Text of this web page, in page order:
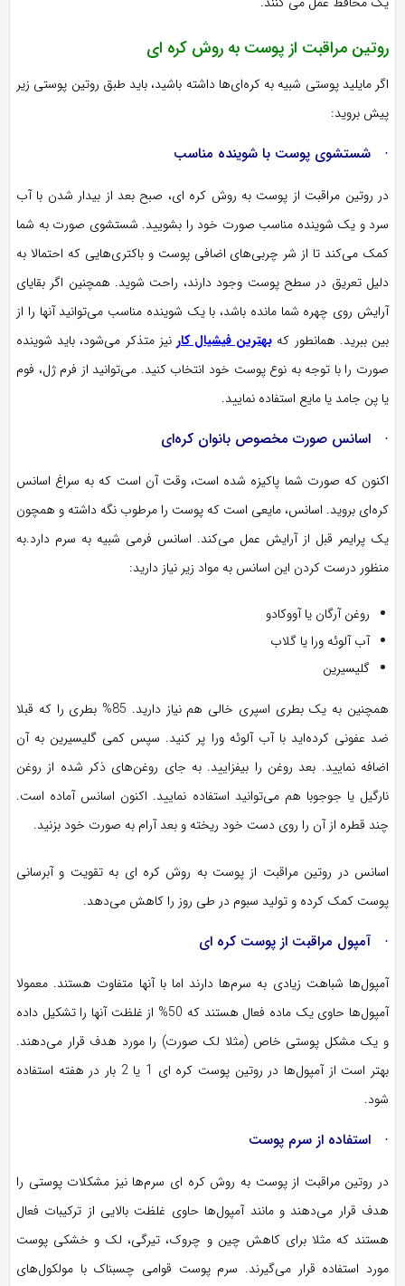
روتین مراقبت از پوست به روش کره ای
اگر مایلید پوستی شبیه به کره‌ای‌ها داشته باشید، باید طبق روتین پوستی زیر
پیش بروید:
· شستشوی پوست با شوینده مناسب
در روتین مراقبت از پوست به روش کره ای، صبح بعد از بیدار شدن با آب
سرد و یک شوینده مناسب صورت خود را بشویید. شستشوی صورت به شما
کمک می‌کند تا از شر چربی‌های اضافی پوست و باکتری‌هایی که احتمالا به
دلیل تعریق در سطح پوست وجود دارند، راحت شوید. همچنین اگر بقایای
آرایش روی چهره شما مانده باشد، با یک شوینده مناسب می‌توانید آنها را از
بین ببرید. همانطور کهبهترین فیشیال کار نیز متذکر می‌شود، باید شوینده
صورت را با توجه به نوع پوست خود انتخاب کنید. می‌توانید از فرم ژل، فوم
یا پن جامد یا مایع استفاده نمایید.
· اسانس صورت مخصوص بانوان کره‌ای
اکنون که صورت شما پاکیزه شده است، وقت آن است که به سراغ اسانس
کره‌ای بروید. اسانس، مایعی است که پوست را مرطوب نگه داشته و همچون
یک پرایمر قبل از آرایش عمل می‌کند. اسانس فرمی شبیه به سرم دارد.به
منظور درست کردن این اسانس به مواد زیر نیاز دارید:
روغن آرگان یا آووکادو
آب آلوئه ورا یا گلاب
گلیسیرین
همچنین به یک بطری اسپری خالی هم نیاز دارید. 85% بطری را که قبلا
ضد عفونی کرده‌اید با آب آلوئه ورا پر کنید. سپس کمی گلیسیرین به آن
اضافه نمایید. بعد روغن را بیفزایید. به جای روغن‌های ذکر شده از روغن
نارگیل یا جوجوبا هم می‌توانید استفاده نمایید. اکنون اسانس آماده است.
چند قطره از آن را روی دست خود ریخته و بعد آرام به صورت خود بزنید.
اسانس در روتین مراقبت از پوست به روش کره ای به تقویت و آبرسانی
پوست کمک کرده و تولید سبوم در طی روز را کاهش می‌دهد.
· آمپول مراقبت از پوست کره ای
آمپول‌ها شباهت زیادی به سرم‌ها دارند اما با آنها متفاوت هستند. معمولا
آمپول‌ها حاوی یک ماده فعال هستند که 50% از غلظت آنها را تشکیل داده
و یک مشکل پوستی خاص (مثلا لک صورت) را مورد هدف قرار می‌دهند.
بهتر است از آمپول‌ها در روتین پوست کره ای 1 یا 2 بار در هفته استفاده
شود.
· استفاده از سرم پوست
در روتین مراقبت از پوست به روش کره ای سرم‌ها نیز مشکلات پوستی را
هدف قرار می‌دهند و مانند آمپول‌ها حاوی غلظت بالایی از ترکیبات فعال
هستند که مثلا برای کاهش چین و چروک، تیرگی، لک و خشکی پوست
مورد استفاده قرار می‌گیرند. سرم پوست قوامی چسبناک با مولکول‌های